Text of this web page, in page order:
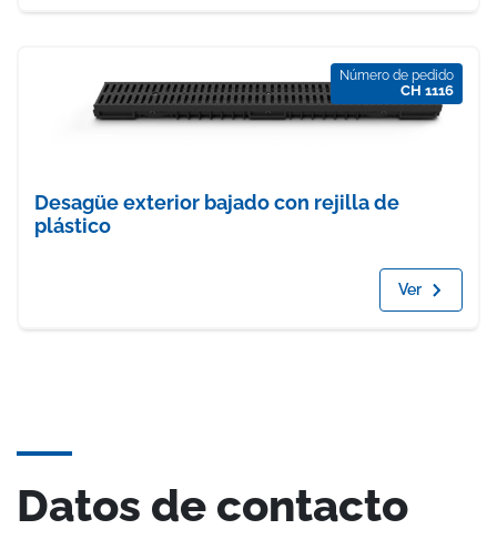
Número de pedido
CH 1116
Desagüe exterior bajado con rejilla de
plástico
Ver
Datos de contacto